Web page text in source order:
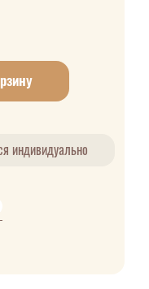
индивидуально